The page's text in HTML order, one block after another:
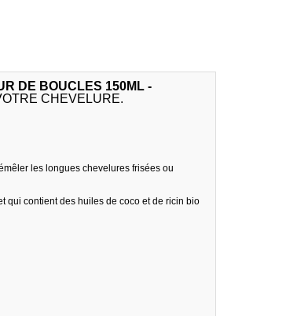
DE BOUCLES 150ML -
CHEVELURE.
les longues chevelures frisées ou
qui contient des huiles de coco et de ricin bio